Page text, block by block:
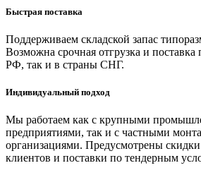
Быстрая поставка
Поддерживаем складской запас
Возможна срочная отгрузка и
РФ, так и в страны СНГ.
Индивидуальный подход
Мы работаем как с крупными
предприятиями, так и с частными
организациями. Предусмотрены
клиентов и поставки по тендерным